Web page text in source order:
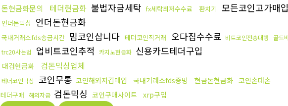
돈현금화문의 테더현금화 불법자금세탁 fx세탁최저수수료 환치기 모든코인고가매입
언더돈믹싱 언더돈현금화
국내거래소fds송금시간 밈코인삽니다 테더코인직거래 오다집수수료 비트코인전송대행 골드
trc20사는법 업비트코인추적 카지노현금화 신용카드테더구입
대검현금화 검돈믹싱업체
테더코인믹싱 코인무통 코인해외지갑매입 국내거래소fds증빙 현금돈현금화 코인손대손
테더구매 해외자금 검돈믹싱 코인구매사이트 xrp구입